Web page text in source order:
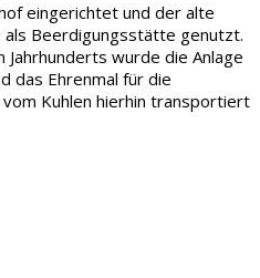
eingerichtet und der alte
als Beerdigungsstätte genutzt.
wurde die Anlage
das Ehrenmal für die
Kuhlen hierhin transportiert